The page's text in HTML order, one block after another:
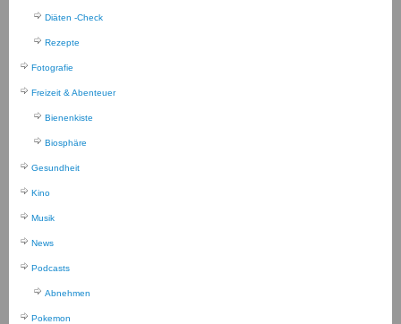
Diäten -Check
Rezepte
Fotografie
Freizeit & Abenteuer
Bienenkiste
Biosphäre
Gesundheit
Kino
Musik
News
Podcasts
Abnehmen
Pokemon